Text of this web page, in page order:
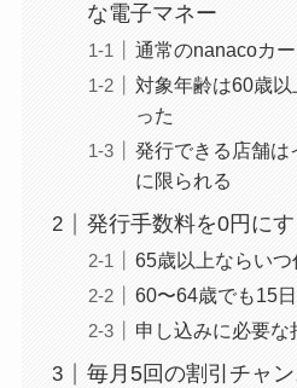
な電子マネー
通常のnanacoカ
対象年齢は60歳
った
発行できる店舗は
に限られる
発行手数料を0円に
65歳以上ならい
60〜64歳でも15
申し込みに必要な
毎月5回の割引チャ